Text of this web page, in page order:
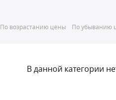
По возрастанию цены По убыванию
В данной категории